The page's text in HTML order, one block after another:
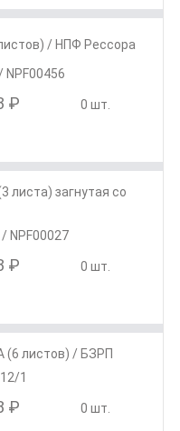
/ НПФ Рессора
NPF00456
₽ 0 шт.
листа) загнутая со
NPF00027
₽ 0 шт.
(6 листов) / БЗРП
1
₽ 0 шт.